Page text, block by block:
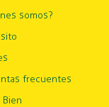
somos?
frecuentes
Bien